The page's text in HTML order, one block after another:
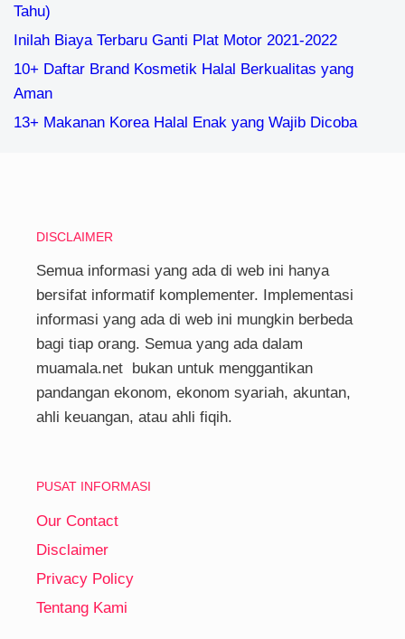
Tahu)
Inilah Biaya Terbaru Ganti Plat Motor 2021-2022
10+ Daftar Brand Kosmetik Halal Berkualitas yang
Aman
13+ Makanan Korea Halal Enak yang Wajib Dicoba
DISCLAIMER
Semua informasi yang ada di web ini hanya
bersifat informatif komplementer. Implementasi
informasi yang ada di web ini mungkin berbeda
bagi tiap orang. Semua yang ada dalam
muamala.net bukan untuk menggantikan
pandangan ekonom, ekonom syariah, akuntan,
ahli keuangan, atau ahli fiqih.
PUSAT INFORMASI
Our Contact
Disclaimer
Privacy Policy
Tentang Kami